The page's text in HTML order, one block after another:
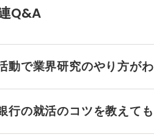
Q&A
動で業界研究のやり方がわ
行の就活のコツを教えて